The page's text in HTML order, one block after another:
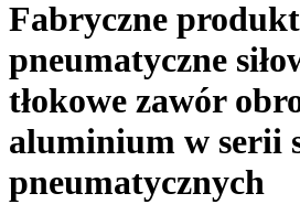
Fabryczne
pneumatyczne
tłokowe zawór
aluminium w serii
pneumatycznych